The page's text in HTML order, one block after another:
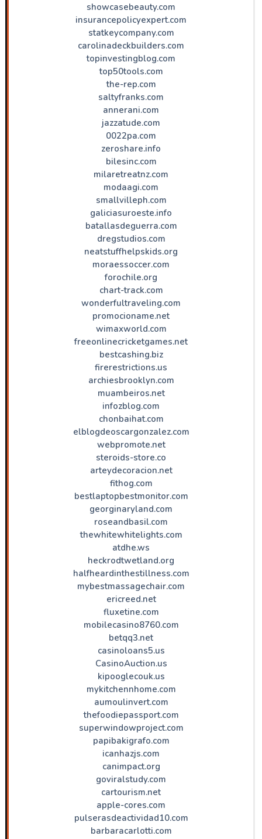
showcasebeauty.com
insurancepolicyexpert.com
statkeycompany.com
carolinadeckbuilders.com
topinvestingblog.com
top50tools.com
the-rep.com
saltyfranks.com
annerani.com
jazzatude.com
0022pa.com
zeroshare.info
bilesinc.com
milaretreatnz.com
modaagi.com
smallvilleph.com
galiciasuroeste.info
batallasdeguerra.com
dregstudios.com
neatstuffhelpskids.org
moraessoccer.com
forochile.org
chart-track.com
wonderfultraveling.com
promocioname.net
wimaxworld.com
freeonlinecricketgames.net
bestcashing.biz
firerestrictions.us
archiesbrooklyn.com
muambeiros.net
infozblog.com
chonbaihat.com
elblogdeoscargonzalez.com
webpromote.net
steroids-store.co
arteydecoracion.net
fithog.com
bestlaptopbestmonitor.com
georginaryland.com
roseandbasil.com
thewhitewhitelights.com
atdhe.ws
heckrodtwetland.org
halfheardinthestillness.com
mybestmassagechair.com
ericreed.net
fluxetine.com
mobilecasino8760.com
betqq3.net
casinoloans5.us
CasinoAuction.us
kipooglecouk.us
mykitchennhome.com
aumoulinvert.com
thefoodiepassport.com
superwindowproject.com
papibakigrafo.com
icanhazjs.com
canimpact.org
goviralstudy.com
cartourism.net
apple-cores.com
pulserasdeactividad10.com
barbaracarlotti.com